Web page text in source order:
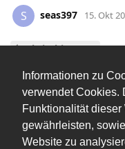
Informationen zu
verwendet Cookies.
Funktionalität dieser
gewährleisten,
Website zu
S seas397 15. Okt
chrischinger86
Kein Okoh, kein
ziemlich
heute "out of order"
sebi999unddeathwing